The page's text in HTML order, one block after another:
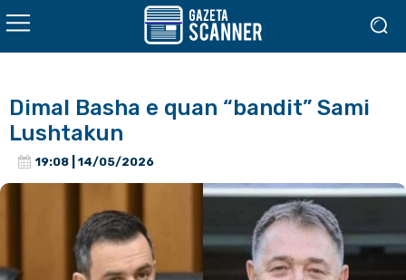
Dimal Basha e quan “bandit” Sami
Lushtakun
19:08 | 14/05/2026